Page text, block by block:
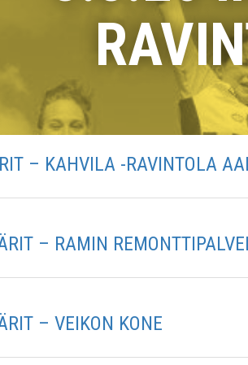
– KAHVILA -RAVINTOLA
– RAMIN
– VEIKON KONE